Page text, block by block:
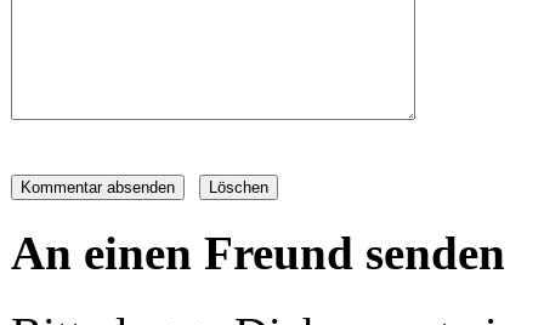
An einen Freund senden